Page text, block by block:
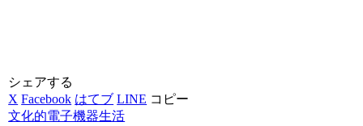
シェアする
X Facebook はてブ LINE コピー
文化的電子機器生活